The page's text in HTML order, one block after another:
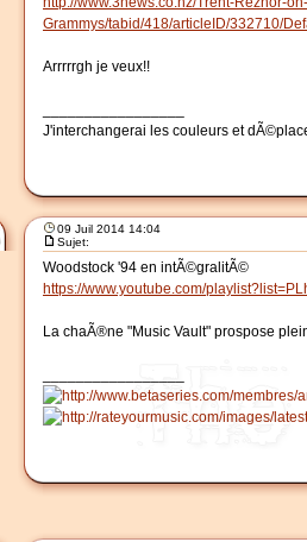
Grammys/tabid/418/articleID/332710/
Arrrrrgh je veux!!
J'interchangerai les couleurs et
09 Juil 2014 14:04
Sujet:
Woodstock '94 en intÃ©gralitÃ©
https://www.youtube.com/
La chaÃ®ne "Music Vault" prospose